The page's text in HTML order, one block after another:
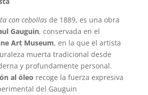
con cebollasde 1889, es una obra
Gauguin, conservada en el
Art Museum, en la que el artista
muerta tradicional desde
y profundamente personal.
al óleo recoge la fuerza expresiva
del Gauguin